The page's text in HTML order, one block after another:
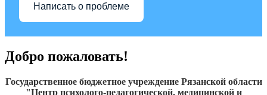
Написать о проблеме
Добро пожаловать!
Государственное бюджетное учреждение Рязанской области
"Центр психолого-педагогической, медицинской и